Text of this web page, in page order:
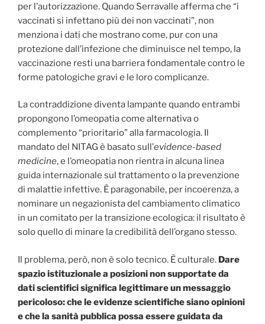
per l’autorizzazione. Quando Serravalle afferma che “i
vaccinati si infettano più dei non vaccinati”, non
menziona i dati che mostrano come, pur con una
protezione dall’infezione che diminuisce nel tempo, la
vaccinazione resti una barriera fondamentale contro le
forme patologiche gravi e le loro complicanze.
La contraddizione diventa lampante quando entrambi
propongono l’omeopatia come alternativa o
complemento “prioritario” alla farmacologia. Il
mandato del NITAG è basato sull’evidence-based
medicine, e l’omeopatia non rientra in alcuna linea
guida internazionale sul trattamento o la prevenzione
di malattie infettive. È paragonabile, per incoerenza, a
nominare un negazionista del cambiamento climatico
in un comitato per la transizione ecologica: il risultato è
solo quello di minare la credibilità dell’organo stesso.
Il problema, però, non è solo tecnico. È culturale. Dare
spazio istituzionale a posizioni non supportate da
dati scientifici significa legittimare un messaggio
pericoloso: che le evidenze scientifiche siano opinioni
e che la sanità pubblica possa essere guidata da